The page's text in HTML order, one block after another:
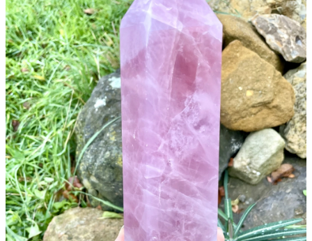
hvězdiček.